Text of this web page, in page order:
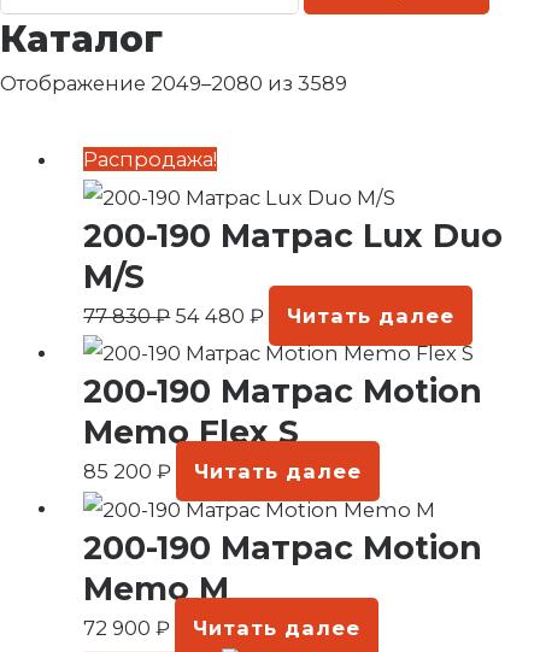
Каталог
Отображение 2049–2080 из 3589
Распродажа!
200-190 Матрас Lux Duo
M/S
77 830₽
Первоначальная
цена
составляла
54 480₽
цена:
54
Читать далее
200-190 Матрас Motion
Memo Flex S
85 200₽ Читать далее
200-190 Матрас Motion
Memo M
72 900₽
Читать далее